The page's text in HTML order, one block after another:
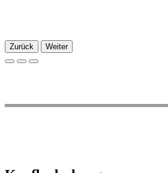
Zurück Weiter